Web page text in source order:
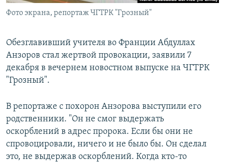
Фото экрана, репортаж ЧГТРК "Грозный"
Обезглавивший учителя во Франции Абдуллах
Анзоров стал жертвой провокации, заявили 7
декабря в вечернем новостном выпуске на ЧГТРК
"Грозный".
В репортаже с похорон Анзорова выступили его
родственники. "Он не смог выдержать
оскорблений в адрес пророка. Если бы они не
спровоцировали, ничего и не было бы. Он сделал
это, не выдержав оскорблений. Когда кто-то